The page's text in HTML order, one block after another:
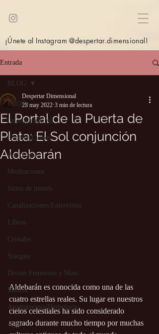
¡Únete al Instagram @despertar.dimensional!
Entrada
BLOG
Información útil
Eventos/Cursos
Astrología
Meditaciones
Sitios de interés
Canalizaciones/Entrevistas
Libros
Cristales
Stargate
Divino Femenino y Masc.
Música
Aromaterapia/Herbolaria
Agua
BLOG
El Portal de la Puerta de
Plata: El Sol conjunción
Aldebarán
Despertar Dimensional
28 may 2022 3 min de lectura
Aldebarán es conocida como una de las
cuatro estrellas reales. Su lugar en nuestros
cielos celestiales ha sido considerado
sagrado durante mucho tiempo por muchas